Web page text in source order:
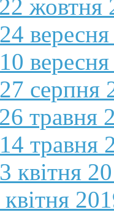
жовтня
серпня
травня
травня